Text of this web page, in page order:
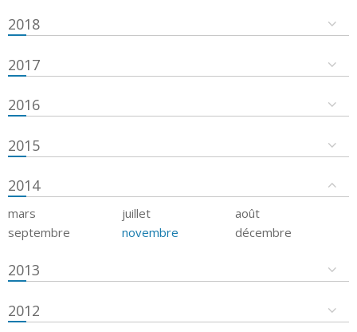
2018
2017
2016
2015
2014
mars juillet
août
septembre
novembre décembre
2013
2012